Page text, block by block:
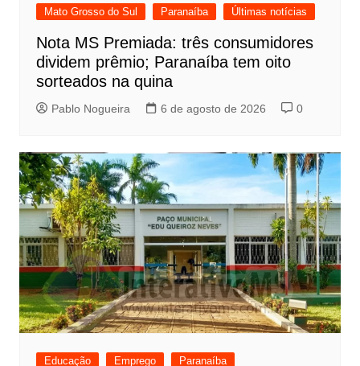
Mato Grosso do Sul Paranaíba Últimas notícias
Nota MS Premiada: três consumidores
dividem prêmio; Paranaíba tem oito
sorteados na quina
Pablo Nogueira 6 de agosto de 2026 0
Educação Emprego
Paranaíba